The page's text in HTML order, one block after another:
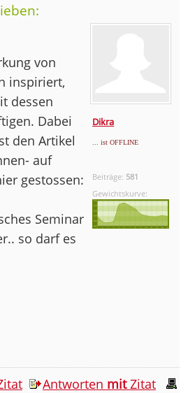
Dikra
... ist OFFLINE
Beiträge: 581
Gewichtskurve:
von
inspiriert,
dessen
Dabei
den Artikel
auf
gestossen:
Seminar
so darf es
Antworten mitZitat